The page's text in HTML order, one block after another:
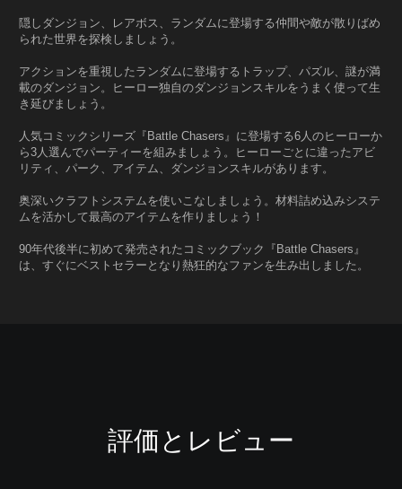
隠しダンジョン、レアボス、ランダムに登場する仲間や敵が散りばめ
られた世界を探検しましょう。
アクションを重視したランダムに登場するトラップ、パズル、謎が満
載のダンジョン。ヒーロー独自のダンジョンスキルをうまく使って生
き延びましょう。
人気コミックシリーズ『Battle Chasers』に登場する6人のヒーローか
ら3人選んでパーティーを組みましょう。ヒーローごとに違ったアビ
リティ、パーク、アイテム、ダンジョンスキルがあります。
奥深いクラフトシステムを使いこなしましょう。材料詰め込みシステ
ムを活かして最高のアイテムを作りましょう！
90年代後半に初めて発売されたコミックブック『Battle Chasers』
は、すぐにベストセラーとなり熱狂的なファンを生み出しました。
評価とレビュー